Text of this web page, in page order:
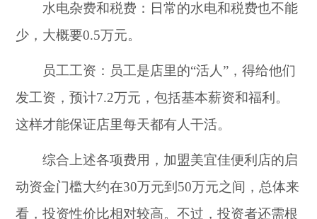
水电杂费和税费：日常的水电和税费也不能
少，大概要0.5万元。
员工工资：员工是店里的“活人”，得给他们
发工资，预计7.2万元，包括基本薪资和福利。
这样才能保证店里每天都有人干活。
综合上述各项费用，加盟美宜佳便利店的启
动资金门槛大约在30万元到50万元之间，总体来
看，投资性价比相对较高。不过，投资者还需根